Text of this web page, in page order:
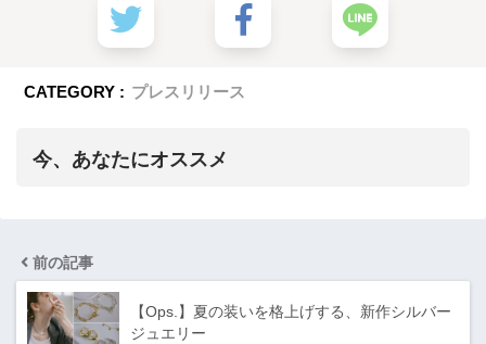
CATEGORY : プレスリリース
今、あなたにオススメ
前の記事
【Ops.】夏の装いを格上げする、新作シルバー
ジュエリー